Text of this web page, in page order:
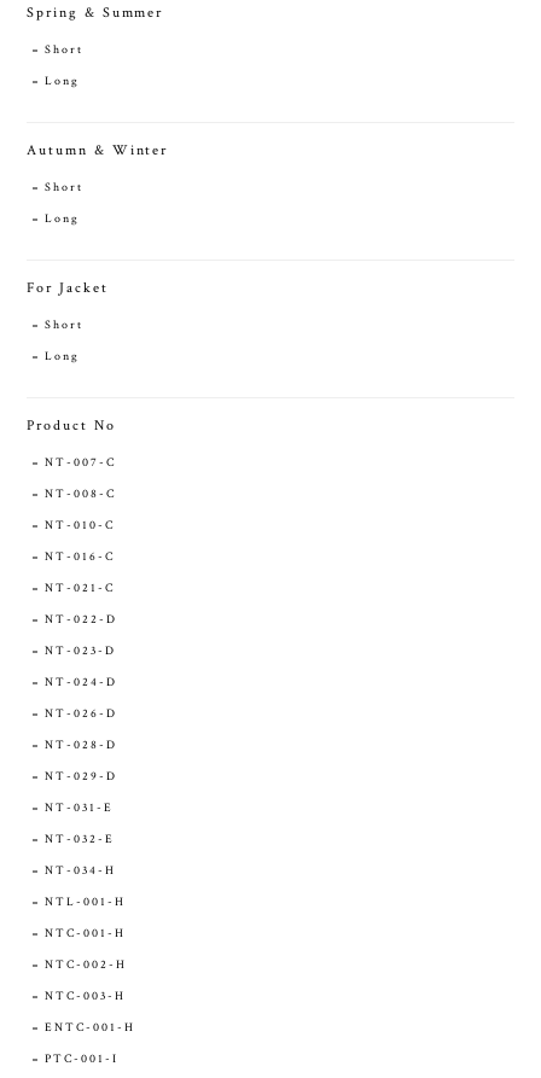
Spring & Summer
Short
Long
Autumn & Winter
Short
Long
For Jacket
Short
Long
Product No
NT-007-C
NT-008-C
NT-010-C
NT-016-C
NT-021-C
NT-022-D
NT-023-D
NT-024-D
NT-026-D
NT-028-D
NT-029-D
NT-031-E
NT-032-E
NT-034-H
NTL-001-H
NTC-001-H
NTC-002-H
NTC-003-H
ENTC-001-H
PTC-001-I